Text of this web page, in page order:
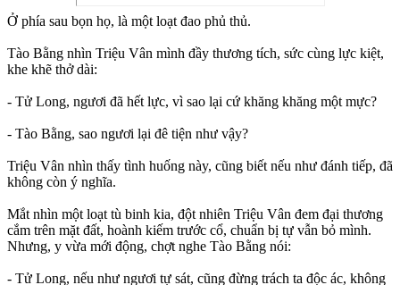
Ở phía sau bọn họ, là một loạt đao phủ thủ.
Tào Bằng nhìn Triệu Vân mình đầy thương tích, sức cùng lực kiệt,
khe khẽ thở dài:
- Tử Long, ngươi đã hết lực, vì sao lại cứ khăng khăng một mực?
- Tào Bằng, sao ngươi lại đê tiện như vậy?
Triệu Vân nhìn thấy tình huống này, cũng biết nếu như đánh tiếp, đã
không còn ý nghĩa.
Mắt nhìn một loạt tù binh kia, đột nhiên Triệu Vân đem đại thương
cắm trên mặt đất, hoành kiếm trước cổ, chuẩn bị tự vẫn bỏ mình.
Nhưng, y vừa mới động, chợt nghe Tào Bằng nói:
- Tử Long, nếu như ngươi tự sát, cũng đừng trách ta độc ác, không